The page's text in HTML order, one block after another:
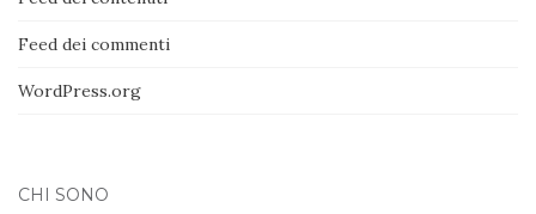
Feed dei commenti
WordPress.org
CHI SONO